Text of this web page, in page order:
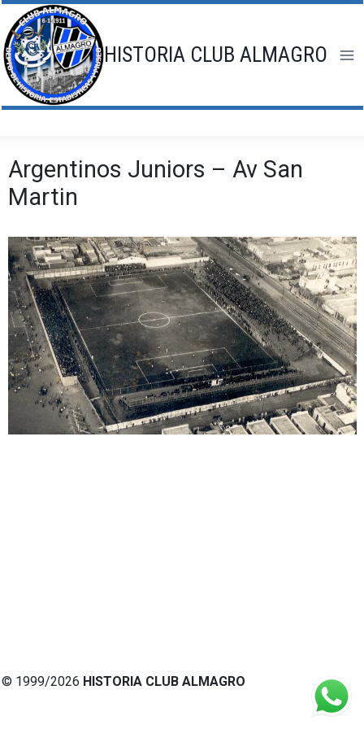
Saltar
al
contenido
HISTORIA CLUB ALMAGRO
Argentinos Juniors – Av San
Martin
© 1999/2026 HISTORIA CLUB ALMAGRO